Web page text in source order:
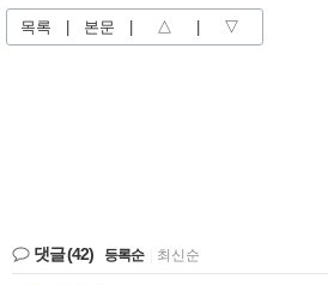
목록 본문 △ ▽
댓글(42) 등록순 최신순